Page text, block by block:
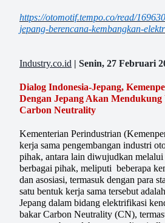
https://otomotif.tempo.co/read/
jepang-berencana-kembangkan-
Industry.co.id | Senin, 27 Februari
Dialog Indonesia-Jepang,
Dengan Jepang Akan Mendukung
Carbon Neutrality
Kementerian Perindustrian
kerja sama pengembangan industri
pihak, antara lain diwujudkan melalui
berbagai pihak, meliputi beberapa
dan asosiasi, termasuk dengan para
satu bentuk kerja sama tersebut
Jepang dalam bidang elektrifikasi
bakar Carbon Neutrality (CN),